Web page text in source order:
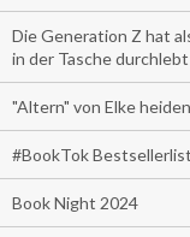
Die Generation Z hat
in der Tasche durchlebt
"Altern" von Elke
#BookTok
Book Night 2024